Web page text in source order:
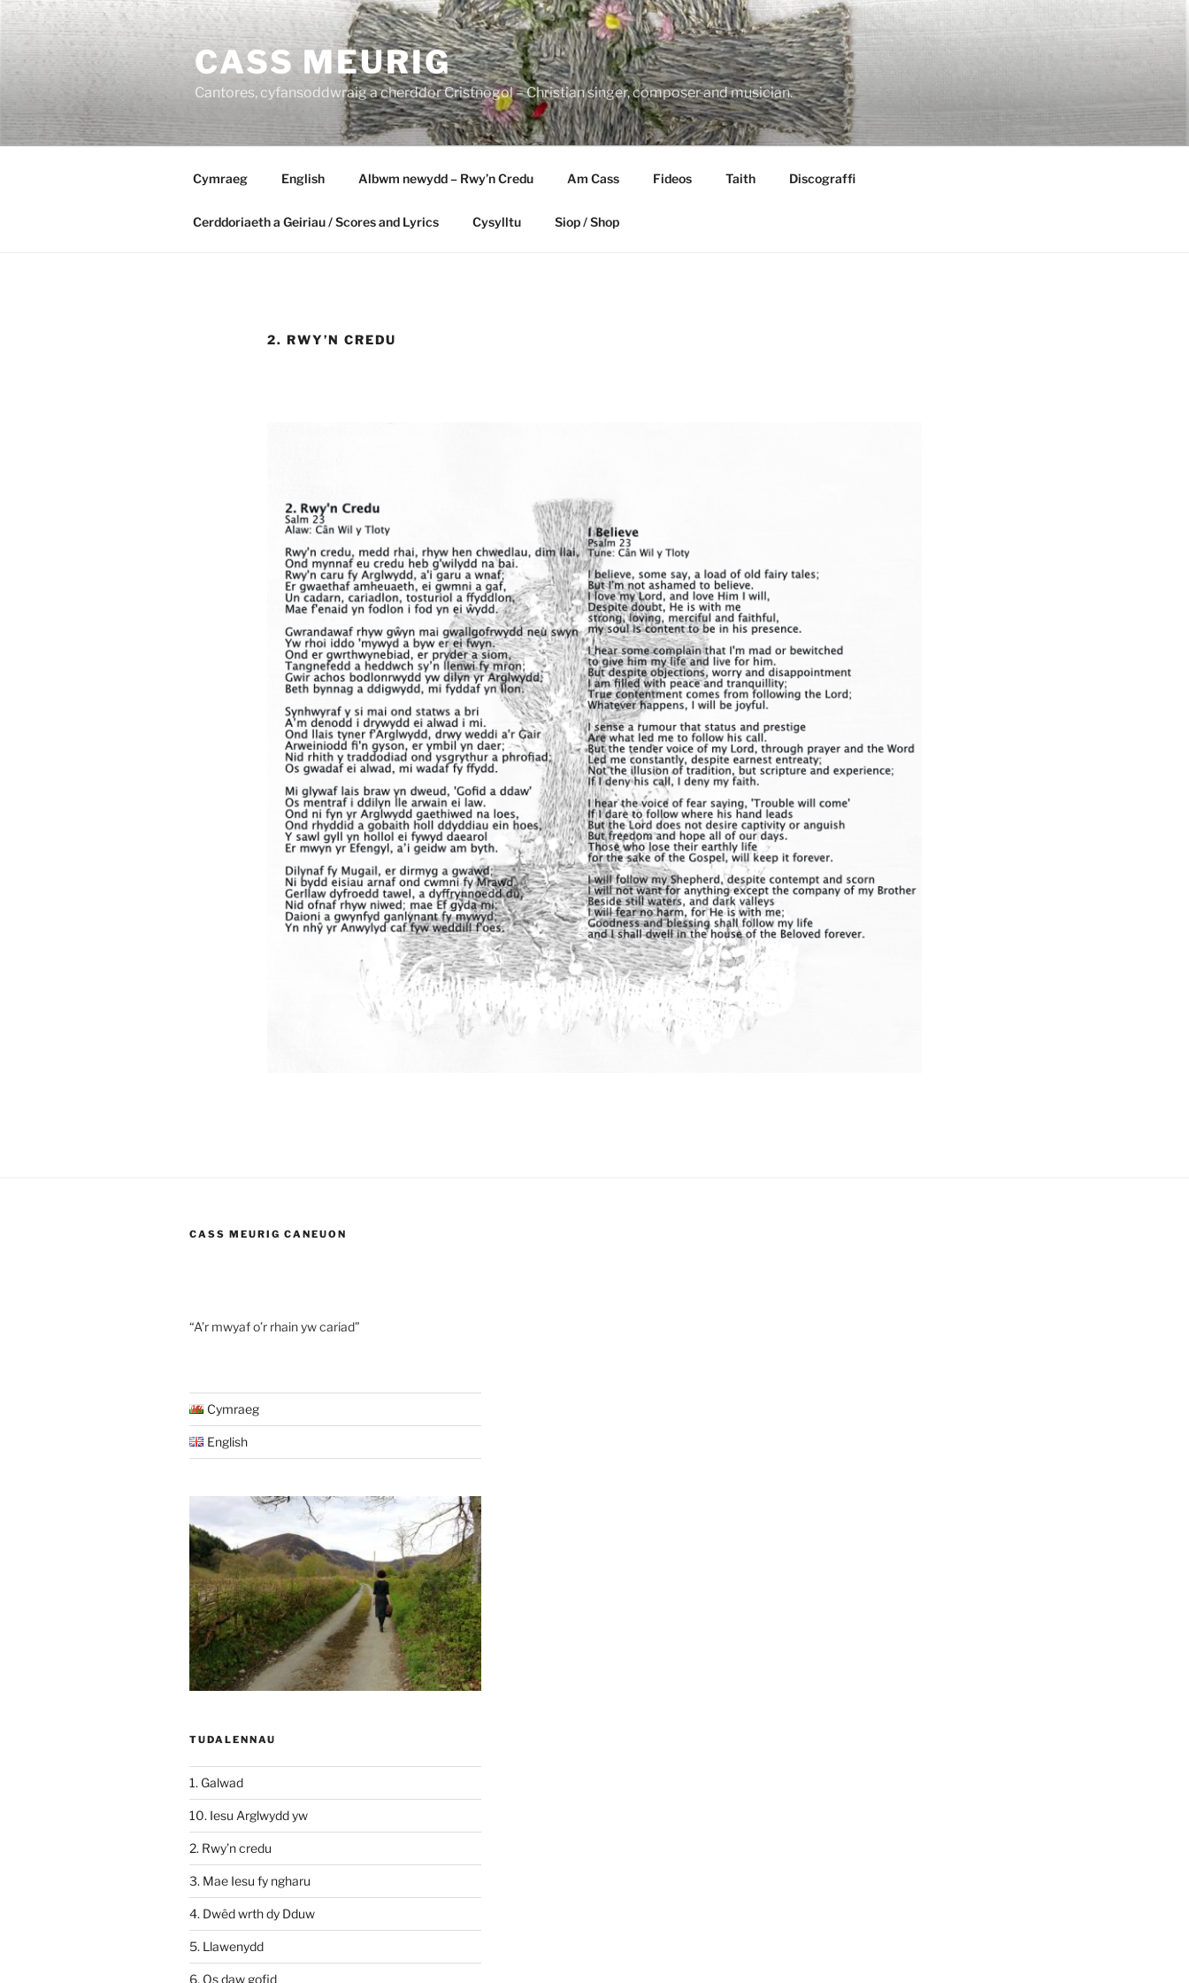
Mynd
cynnwys
CASS MEURIG
Cantores, cyfansoddwraig a cherddor Cristnogol – Christian singer, composer and musician.
Cymraeg English Albwm newydd – Rwy’n Credu Am Cass Fideos Taith Discograffi
Cerddoriaeth a Geiriau / Scores and Lyrics Cysylltu Siop / Shop
2. RWY’N CREDU
CASS MEURIG CANEUON
“A’r mwyaf o’r rhain yw cariad”
Cymraeg
English
TUDALENNAU
1. Galwad
10. Iesu Arglwydd yw
2. Rwy’n credu
3. Mae Iesu fy ngharu
4. Dwêd wrth dy Dduw
5. Llawenydd
6. Os daw gofid